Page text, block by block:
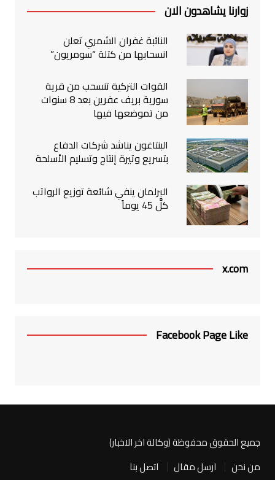
زوارنا يشاهدون الان
النائبة غفران الشمري تعلن
انسحابها من كتلة “سومريون”
القوات التركية تنسحب من قرية
سورية بريف عفرين بعد 8 سنوات
من تموضعها فيها
البنتاغون يناشد شركات الدفاع
بتسريع وتيرة إنتاج وتسليم الأسلحة
البرلمان ينفي شائعة توزيع الرواتب
كلَّ 45 يوماً
x.com
Facebook Page Like
جميع الحقوق محفوظة (وكالة اخر الاخبار)
من نحن
ارسل مقال اتصل بنا